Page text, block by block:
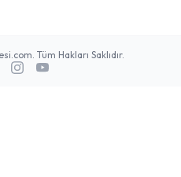
Tüm Hakları Saklıdır.